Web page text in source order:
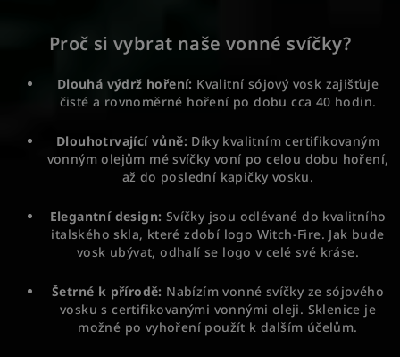
Proč si vybrat naše vonné svíčky?
Dlouhá výdrž hoření: Kvalitní sójový vosk zajišťuje
čisté a rovnoměrné hoření po dobu cca 40 hodin.
Dlouhotrvající vůně: Díky kvalitním certifikovaným
vonným olejům mé svíčky voní po celou dobu hoření,
až do poslední kapičky vosku.
Elegantní design: Svíčky jsou odlévané do kvalitního
italského skla, které zdobí logo Witch-Fire. Jak bude
vosk ubývat, odhalí se logo v celé své kráse.
Šetrné k přírodě: Nabízím vonné svíčky ze sójového
vosku s certifikovanými vonnými oleji. Sklenice je
možné po vyhoření použít k dalším účelům.